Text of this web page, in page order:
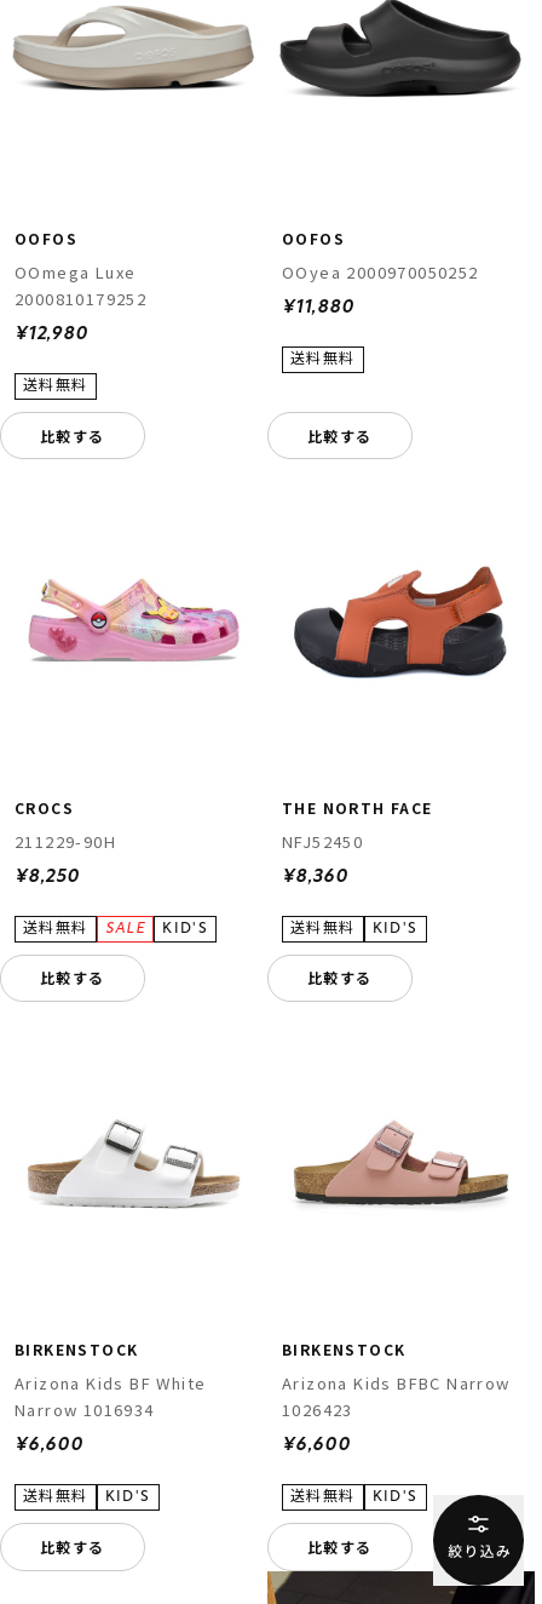
OOFOS
OOmega Luxe
2000810179252
¥12,980
比較する
OOFOS
OOyea 2000970050252
¥11,880
比較する
CROCS
211229-90H
¥8,250
比較する
THE NORTH FACE
NFJ52450
¥8,360
比較する
BIRKENSTOCK
Arizona Kids BF White
Narrow 1016934
¥6,600
比較する
BIRKENSTOCK
Arizona Kids BFBC Narrow
1026423
¥6,600
比較する